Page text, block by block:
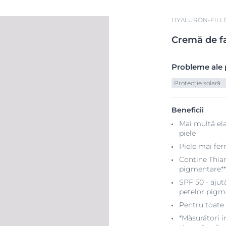
HYALURON-
Cremă de
Probleme ale
Protecție solară
Beneficii
Mai multă
piele
Piele mai
Conține
pigmentare**
SPF 50 -
petelor
Pentru
*Măsurători